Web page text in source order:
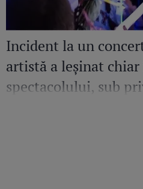
Incident la un
artistă a leșinat
spectacolului, sub